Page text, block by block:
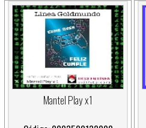
Mantel Play x1